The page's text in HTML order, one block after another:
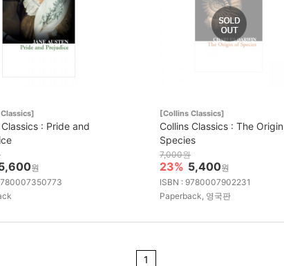
: Pride and
원
[Collins Classics]
Collins Classics : The
Species
7,000원
23% 5,400원
ISBN : 9780007902231
Paperback, 영국판
1